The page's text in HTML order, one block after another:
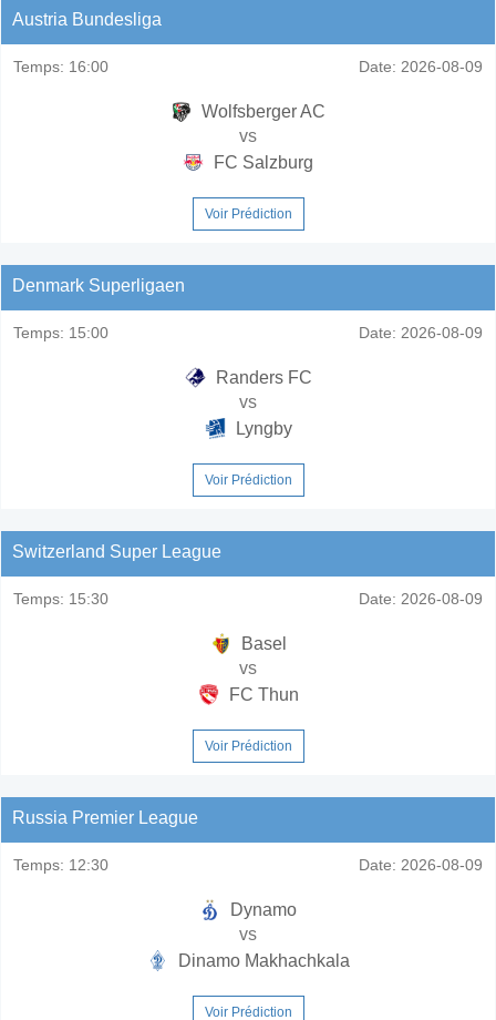
Austria Bundesliga
Temps: 16:00 Date: 2026-08-09
Wolfsberger AC
vs
FC Salzburg
Voir Prédiction
Denmark Superligaen
Temps: 15:00 Date: 2026-08-09
Randers FC
vs
Lyngby
Voir Prédiction
Switzerland Super League
Temps: 15:30 Date: 2026-08-09
Basel
vs
FC Thun
Voir Prédiction
Russia Premier League
Temps: 12:30 Date: 2026-08-09
Dynamo
vs
Dinamo Makhachkala
Voir Prédiction